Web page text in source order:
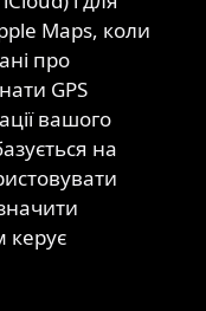
Maps, коли
про
GPS
вашого
на
керує